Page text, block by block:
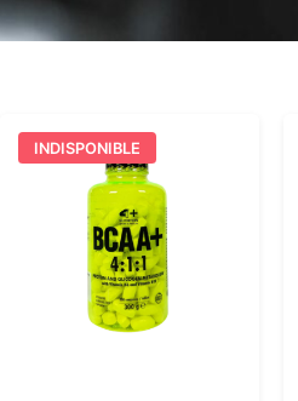
INDISPONIBLE